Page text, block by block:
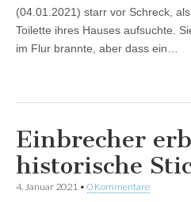
(04.01.2021) starr vor Schreck,
Toilette ihres Hauses aufsuchte.
im Flur brannte, aber dass ein…
Einbrecher
historische
4. Januar 2021 • 0 Kommentare